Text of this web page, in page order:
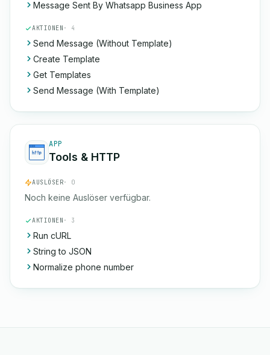
Message Sent By Whatsapp Business App
AKTIONEN · 4
Send Message (Without Template)
Create Template
Get Templates
Send Message (With Template)
APP
Tools & HTTP
AUSLÖSER· 0
Noch keine Auslöser verfügbar.
AKTIONEN · 3
Run cURL
String to JSON
Normalize phone number